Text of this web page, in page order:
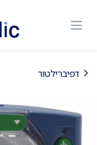
דפיברילטור